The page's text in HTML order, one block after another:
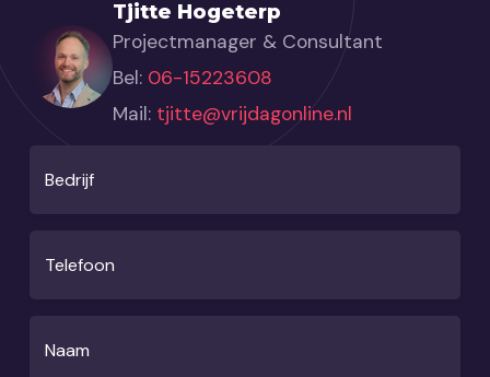
Tjitte Hogeterp
Projectmanager & Consultant
Bel: 06-15223608
Mail: tjitte@vrijdagonline.nl
Bedrijf
Telefoon
Naam